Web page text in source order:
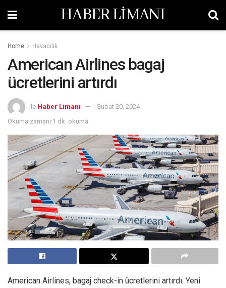
HABER LİMANI
Home Havacılık
American Airlines bagaj
ücretlerini artırdı
ile Haber Limanı
Şubat 20, 2024
Okuma zamanı:1 dk. okuma
American Airlines, bagaj check-in ücretlerini artırdı. Yeni